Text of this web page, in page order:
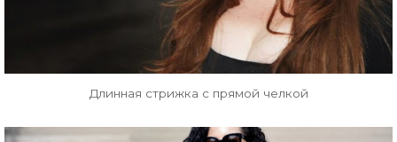
Длинная стрижка с прямой челкой